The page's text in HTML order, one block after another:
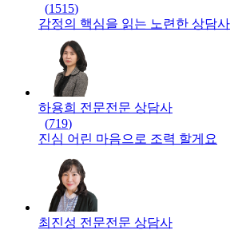
(1515)
감정의 핵심을 읽는 노련한 상담사
하용희 전문전문 상담사
(719)
진심 어린 마음으로 조력 할게요
최진성 전문전문 상담사